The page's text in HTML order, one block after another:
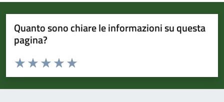
Quanto sono chiare le informazioni su questa
pagina?
Valuta da 1 a 5 stelle la pagina
Valuta 5 stelle su 5
Valuta 4 stelle su 5
Valuta 3 stelle su 5
Valuta 2 stelle su 5
Valuta 1 stelle su 5